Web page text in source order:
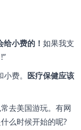
小费的！ 如果我支
费。 医疗保健应该
去美国游玩。有网
么时候开始的呢?